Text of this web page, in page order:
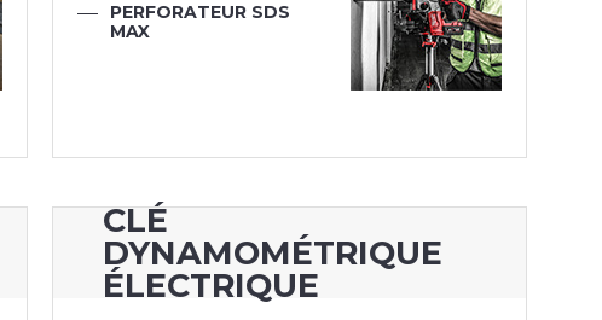
PERFORATEUR SDS
MAX
CLÉ
DYNAMOMÉTRIQUE
ÉLECTRIQUE